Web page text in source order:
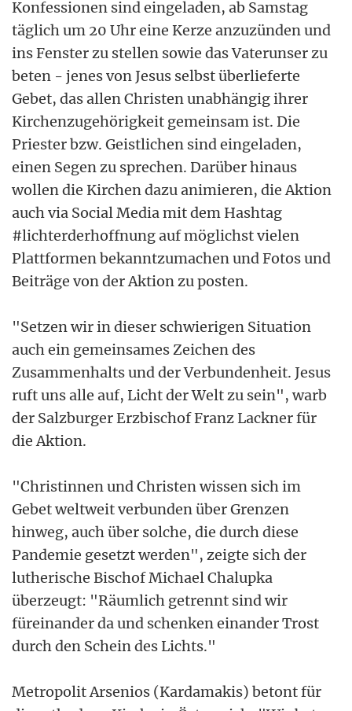
Konfessionen sind eingeladen, ab Samstag
täglich um 20 Uhr eine Kerze anzuzünden und
ins Fenster zu stellen sowie das Vaterunser zu
beten - jenes von Jesus selbst überlieferte
Gebet, das allen Christen unabhängig ihrer
Kirchenzugehörigkeit gemeinsam ist. Die
Priester bzw. Geistlichen sind eingeladen,
einen Segen zu sprechen. Darüber hinaus
wollen die Kirchen dazu animieren, die Aktion
auch via Social Media mit dem Hashtag
#lichterderhoffnung auf möglichst vielen
Plattformen bekanntzumachen und Fotos und
Beiträge von der Aktion zu posten.
"Setzen wir in dieser schwierigen Situation
auch ein gemeinsames Zeichen des
Zusammenhalts und der Verbundenheit. Jesus
ruft uns alle auf, Licht der Welt zu sein", warb
der Salzburger Erzbischof Franz Lackner für
die Aktion.
"Christinnen und Christen wissen sich im
Gebet weltweit verbunden über Grenzen
hinweg, auch über solche, die durch diese
Pandemie gesetzt werden", zeigte sich der
lutherische Bischof Michael Chalupka
überzeugt: "Räumlich getrennt sind wir
füreinander da und schenken einander Trost
durch den Schein des Lichts."
Metropolit Arsenios (Kardamakis) betont für